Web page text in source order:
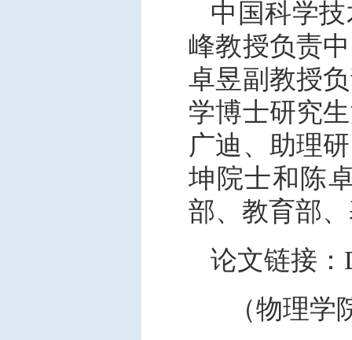
中国科学
峰教授负责
卓昱副教授
学博士研究
广迪、助理
坤院士和陈
部、教育部
论文链接：
（物理